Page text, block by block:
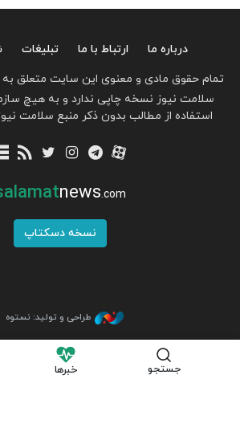
جستجو خبرها
درباره ما ارتباط با ما تبلیغات
تمام حقوق مادی و معنوی این سایت متعلق
سلامت نیوز نسخه چاپی ندارد و به هیچ
استفاده از مطالب بدون ذکر منبع سلامت
news.com
نسخه دسکتاپ
طراحی و تولید: نستوه